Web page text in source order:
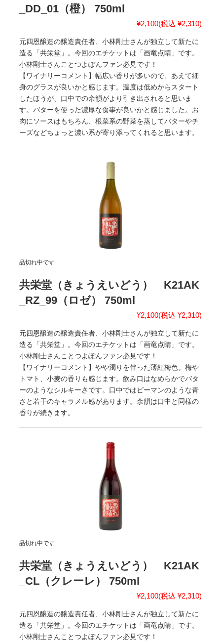
_DD_01（橙） 750ml
¥2,100(税込 ¥2,310)
元四恩醸造の醸造責任者、小林剛士さんが独立して新たに
造る「共栄堂」。今回のエチケットは「画竜点睛」です。
小林剛士さんことつよぽんファン必見です！
【ワイナリーコメント】幅広い香りが多いので、あえて細
身のグラスが良いかと感じます。温度は低めからスタート
したほうが、口中での余韻がより引き出されると思いま
す。バターを使った濃厚な食事が良いかと感じました。お
肉にソースはもちろん、根菜系の野菜を蒸してバターやチ
ーズなどちょっと濃い系が寄り添ってくれると思います。
品切れ中です
共栄堂（きょうえいどう） K21AK
_RZ_99（ロゼ） 750ml
¥2,100(税込 ¥2,310)
元四恩醸造の醸造責任者、小林剛士さんが独立して新たに
造る「共栄堂」。今回のエチケットは「画竜点睛」です。
小林剛士さんことつよぽんファン必見です！
【ワイナリーコメント】やや濁りを伴った薄紅梅色。梅や
トマト、小麦の香りも感じます。飲み口はなめらかでバタ
ーのようなシルキーさです。口中ではピーマンのような青
さと若干のキャラメル感があります。余韻は口中と同様の
香りが続きます。
品切れ中です
共栄堂（きょうえいどう） K21AK
_CL（クレーレ） 750ml
¥2,100(税込 ¥2,310)
元四恩醸造の醸造責任者、小林剛士さんが独立して新たに
造る「共栄堂」。今回のエチケットは「画竜点睛」です。
小林剛士さんことつよぽんファン必見です！